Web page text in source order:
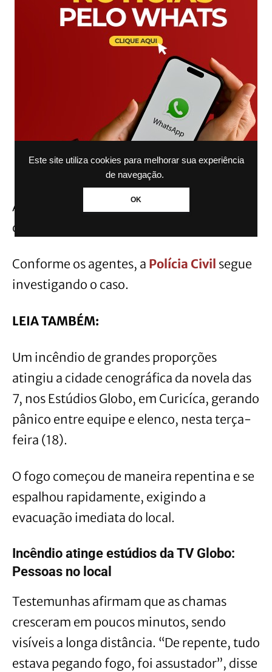
Este site utiliza cookies para melhorar sua experiência
de navegação.
OK
Além disso, ele responderá pelo crime e
demitido por justa causa.
Conforme os agentes, a Polícia Civil segue
investigando o caso.
LEIA TAMBÉM:
Um incêndio de grandes proporções
atingiu a cidade cenográfica da novela das
7, nos Estúdios Globo, em Curicíca, gerando
pânico entre equipe e elenco, nesta terça-
feira (18).
O fogo começou de maneira repentina e se
espalhou rapidamente, exigindo a
evacuação imediata do local.
Incêndio atinge estúdios da TV Globo:
Pessoas no local
Testemunhas afirmam que as chamas
cresceram em poucos minutos, sendo
visíveis a longa distância. “De repente, tudo
estava pegando fogo, foi assustador”, disse